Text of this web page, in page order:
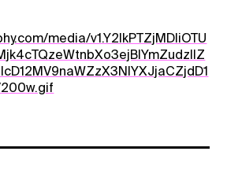
media/v1.Y2lkPTZjMDliOTU